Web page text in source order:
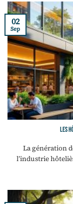
Les
La génération
l’industrie
02
Sep